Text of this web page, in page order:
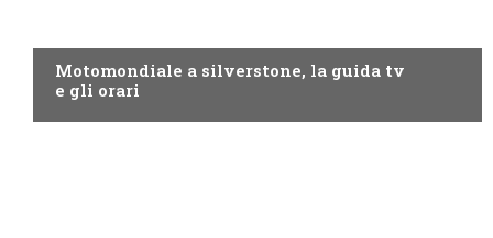
Motomondiale a silverstone, la guida tv
e gli orari